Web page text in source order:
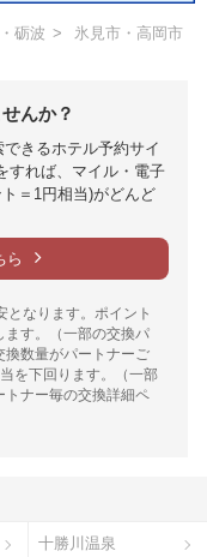
砺波 氷見市・高岡市
んか？
きるホテル予約サイ
すれば、マイル・電子
＝1円相当)がどんど
ら
なります。ポイント
ます。（一部の交換パ
換数量がパートナーご
を下回ります。（一部
トナー毎の交換詳細ペ
十勝川温泉